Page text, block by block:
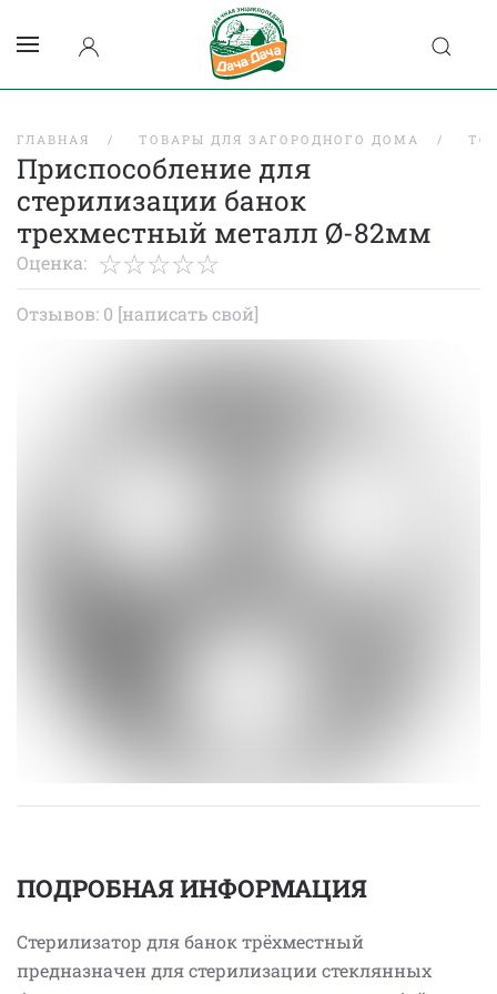
ГЛАВНАЯ ТОВАРЫ ДЛЯ ЗАГОРОДНОГО ДОМА
Приспособление для
стерилизации банок
трехместный металл Ø-82мм
Оценка:
Отзывов: 0 [написать свой]
ПОДРОБНАЯ ИНФОРМАЦИЯ
Стерилизатор для банок трёхместный
предназначен для стерилизации стеклянных